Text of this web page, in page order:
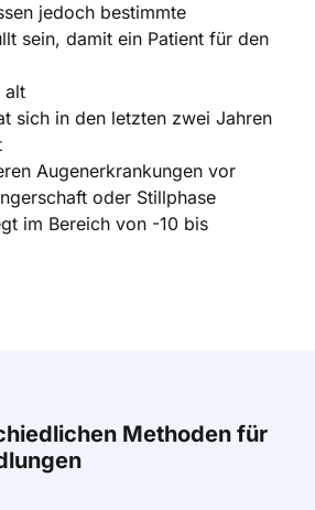
jedoch bestimmte
sein, damit ein Patient für den
alt
sich in den letzten zwei Jahren
Augenerkrankungen vor
oder Stillphase
im Bereich von -10 bis
Methoden für